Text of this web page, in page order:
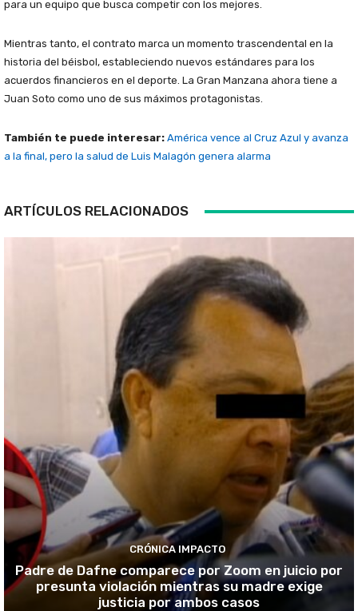
para un equipo que busca competir con los mejores.
Mientras tanto, el contrato marca un momento trascendental en la
historia del béisbol, estableciendo nuevos estándares para los
acuerdos financieros en el deporte. La Gran Manzana ahora tiene a
Juan Soto como uno de sus máximos protagonistas.
También te puede interesar: América vence al Cruz Azul y avanza
a la final, pero la salud de Luis Malagón genera alarma
ARTÍCULOS RELACIONADOS
CRÓNICA IMPACTO
Padre de Dafne comparece por Zoom en juicio por
presunta violación mientras su madre exige
justicia por ambos casos